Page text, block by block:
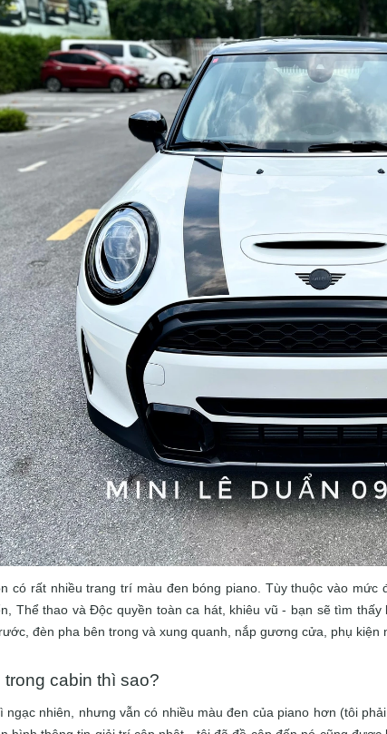
có rất nhiều trang trí màu đen bóng piano. Tùy thuộc vào mức
Thể thao và Độc quyền toàn ca hát, khiêu vũ - bạn sẽ tìm
đèn pha bên trong và xung quanh, nắp gương cửa, phụ kiện
trong cabin thì sao?
ngạc nhiên, nhưng vẫn có nhiều màu đen của piano hơn (tôi